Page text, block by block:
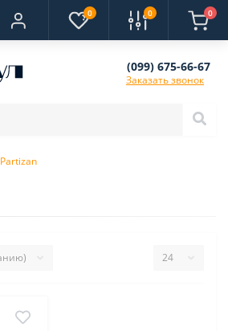
0 0 0
(099) 675-66-67
Заказать звонок
Partizan